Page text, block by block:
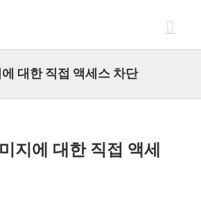
대한 직접 액세스 차단
지에 대한 직접 액세